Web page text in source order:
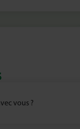
vous ?